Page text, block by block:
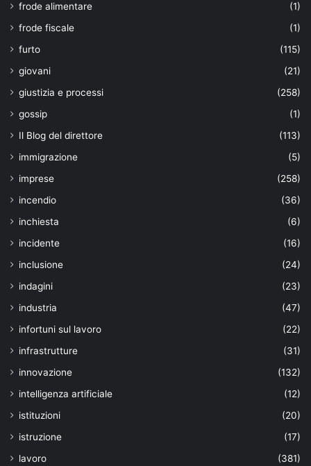
frode alimentare
(1)
frode fiscale
(1)
furto
(115)
giovani
(21)
giustizia e processi
(258)
gossip
(1)
Il Blog del direttore
(113)
immigrazione
(5)
imprese
(258)
incendio
(36)
inchiesta
(6)
incidente
(16)
inclusione
(24)
indagini
(23)
industria
(47)
infortuni sul lavoro
(22)
infrastrutture
(31)
innovazione
(132)
intelligenza artificiale
(12)
istituzioni
(20)
istruzione
(17)
lavoro
(381)